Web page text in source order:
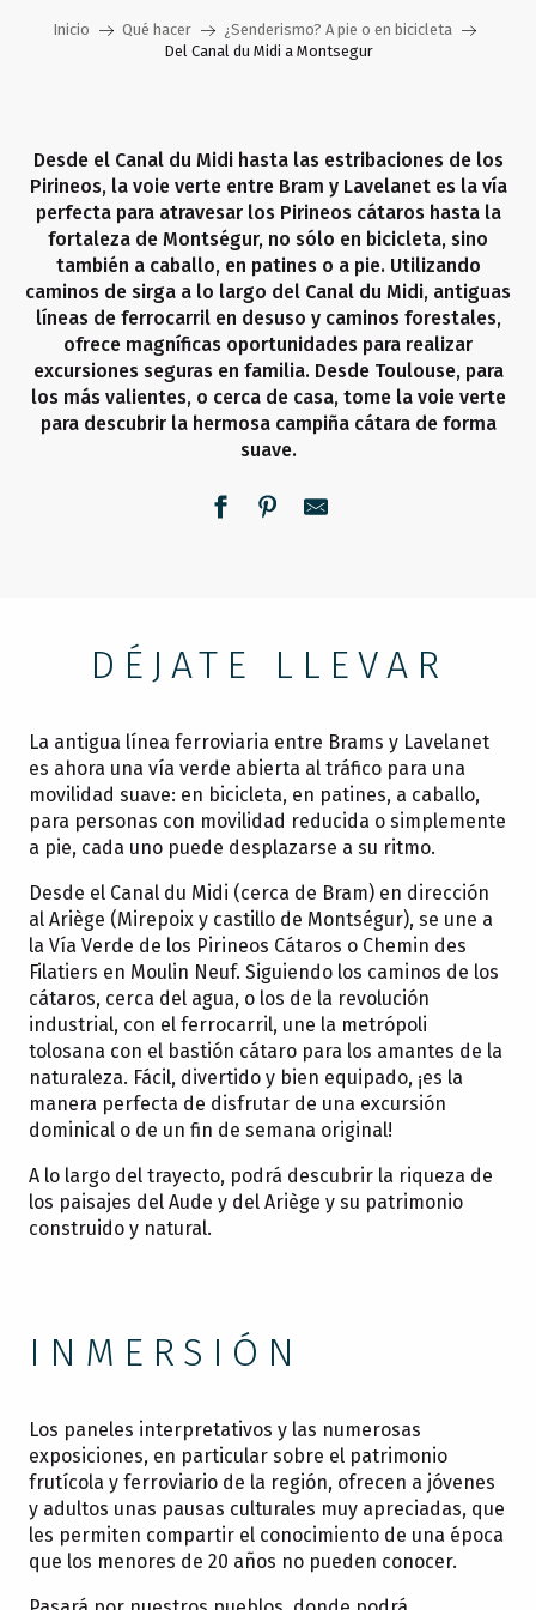
Inicio Qué hacer
¿Senderismo? A pie o en bicicleta
Del Canal du Midi a Montsegur
Desde el Canal du Midi hasta las estribaciones de los
Pirineos, la voie verte entre Bram y Lavelanet es la vía
perfecta para atravesar los Pirineos cátaros hasta la
fortaleza de Montségur, no sólo en bicicleta, sino
también a caballo, en patines o a pie. Utilizando
caminos de sirga a lo largo del Canal du Midi, antiguas
líneas de ferrocarril en desuso y caminos forestales,
ofrece magníficas oportunidades para realizar
excursiones seguras en familia. Desde Toulouse, para
los más valientes, o cerca de casa, tome la voie verte
para descubrir la hermosa campiña cátara de forma
suave.
DÉJATE LLEVAR
La antigua línea ferroviaria entre Brams y Lavelanet
es ahora una vía verde abierta al tráfico para una
movilidad suave: en bicicleta, en patines, a caballo,
para personas con movilidad reducida o simplemente
a pie, cada uno puede desplazarse a su ritmo.
Desde el Canal du Midi (cerca de Bram) en dirección
al Ariège (Mirepoix y castillo de Montségur), se une a
la Vía Verde de los Pirineos Cátaros o Chemin des
Filatiers en Moulin Neuf. Siguiendo los caminos de los
cátaros, cerca del agua, o los de la revolución
industrial, con el ferrocarril, une la metrópoli
tolosana con el bastión cátaro para los amantes de la
naturaleza. Fácil, divertido y bien equipado, ¡es la
manera perfecta de disfrutar de una excursión
dominical o de un fin de semana original!
A lo largo del trayecto, podrá descubrir la riqueza de
los paisajes del Aude y del Ariège y su patrimonio
construido y natural.
INMERSIÓN
Los paneles interpretativos y las numerosas
exposiciones, en particular sobre el patrimonio
frutícola y ferroviario de la región, ofrecen a jóvenes
y adultos unas pausas culturales muy apreciadas, que
les permiten compartir el conocimiento de una época
que los menores de 20 años no pueden conocer.